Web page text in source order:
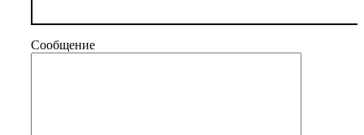
Сообщение